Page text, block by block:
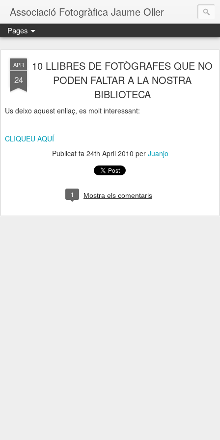
Associació Fotogràfica Jaume Oller
Pages
APR
24
10 LLIBRES DE FOTÒGRAFES QUE NO
PODEN FALTAR A LA NOSTRA
BIBLIOTECA
Us deixo aquest enllaç, es molt interessant:
CLIQUEU AQUÍ
Publicat fa 24th April 2010 per Juanjo
1 Mostra els comentaris